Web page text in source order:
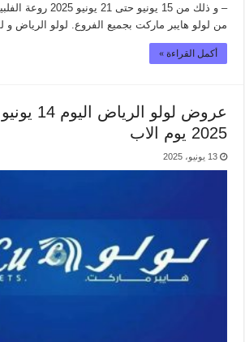
– و ذلك من 15 يونيو
من لولو هايبر ماركت بجميع الفروع. لولو الرياض و
أكمل القراءة »
2025 يوم الاب
13 يونيو، 2025